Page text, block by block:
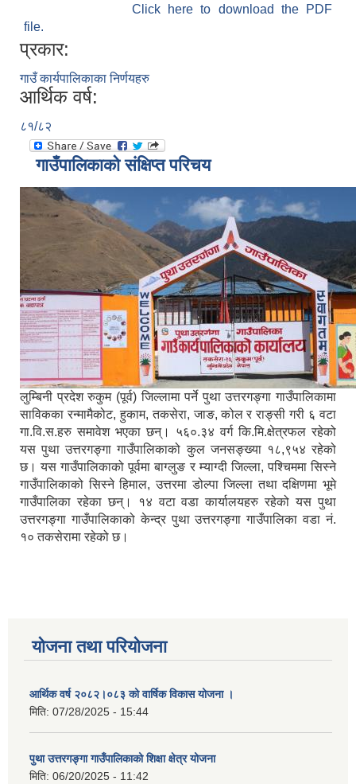
Click here to download the PDF
file.
प्रकार:
गाउँ कार्यपालिकाका निर्णयहरु
आर्थिक वर्ष:
८१/८२
गाउँपालिकाको संक्षिप्त परिचय
लुम्बिनी प्रदेश रुकुम (पूर्व) जिल्लामा पर्ने पुथा उत्तरगङ्गा गाउँपालिकामा
साविकका रन्मामैकोट, हुकाम, तकसेरा, जाङ, कोल र राङ्सी गरी ६ वटा
गा.वि.स.हरु समावेश भएका छन्। ५६०.३४ वर्ग कि.मि.क्षेत्रफल रहेको
यस पुथा उत्तरगङ्गा गाउँपालिकाको कुल जनसङ्ख्या १८,९५४ रहेको
छ। यस गाउँपालिकाको पूर्वमा बाग्लुङ र म्याग्दी जिल्ला, पश्चिममा सिस्ने
गाउँपालिकाको सिस्ने हिमाल, उत्तरमा डोल्पा जिल्ला तथा दक्षिणमा भूमे
गाउँपालिका रहेका छन्। १४ वटा वडा कार्यालयहरु रहेको यस पुथा
उत्तरगङ्गा गाउँपालिकाको केन्द्र पुथा उत्तरगङ्गा गाउँपालिका वडा नं.
१० तकसेरामा रहेको छ।
योजना तथा परियोजना
आर्थिक वर्ष २०८२।०८३ को वार्षिक विकास योजना ।
मिति: 07/28/2025 - 15:44
पुथा उत्तरगङ्गा गाउँपालिकाको शिक्षा क्षेत्र योजना
मिति: 06/20/2025 - 11:42